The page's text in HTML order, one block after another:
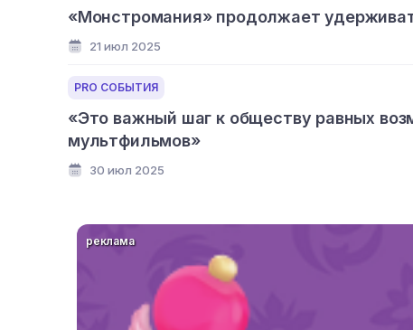
«Монстромания» продолжает
21 июл 2025
PRO СОБЫТИЯ
«Это важный шаг к обществу равных
мультфильмов»
30 июл 2025
реклама